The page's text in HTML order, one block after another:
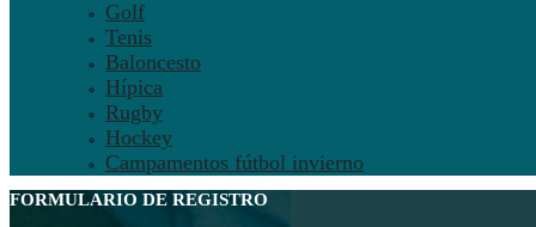
Golf
Tenis
Baloncesto
Hípica
Rugby
Hockey
Campamentos fútbol invierno
FORMULARIO DE REGISTRO